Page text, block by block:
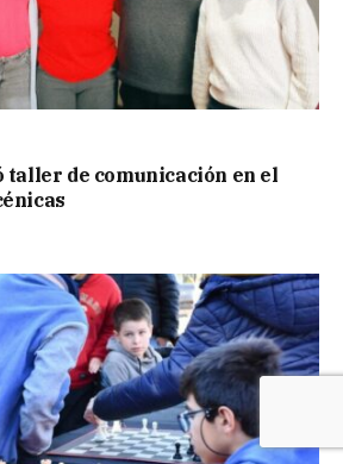
de comunicación en el